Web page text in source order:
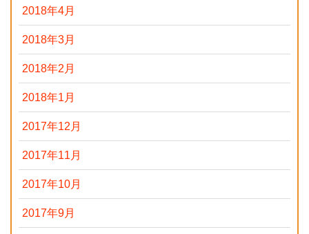
2018年4月
2018年3月
2018年2月
2018年1月
2017年12月
2017年11月
2017年10月
2017年9月